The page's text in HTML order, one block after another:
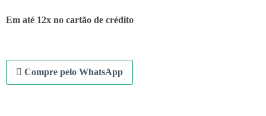
Em até 12x no cartão de crédito
Compre pelo WhatsApp